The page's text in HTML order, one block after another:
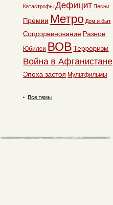
Катастрофы Дефицит Песни
Премии Метро Дом и быт
Соцсоревнование Разное
Юбилеи ВОВ Терроризм
Война в Афганистане
Эпоха застоя Мультфильмы
Все темы